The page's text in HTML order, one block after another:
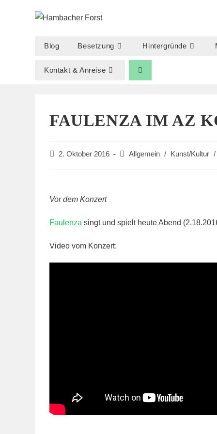
Blog Besetzung Hintergründe
Kontakt & Anreise
FAULENZA IM AZ
Beitrag
2. Oktober 2016
Beitrags-
Allgemein / Kunst/Kultur /
Vor dem Konzert
Faulenza singt und spielt heute Abend
Video vom Konzert: